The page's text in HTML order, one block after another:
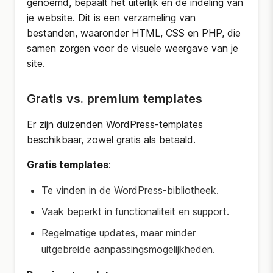
genoemd, bepaalt het uiterlijk en de indeling van
je website. Dit is een verzameling van
bestanden, waaronder HTML, CSS en PHP, die
samen zorgen voor de visuele weergave van je
site.
Gratis vs. premium templates
Er zijn duizenden WordPress-templates
beschikbaar, zowel gratis als betaald.
Gratis templates:
Te vinden in de WordPress-bibliotheek.
Vaak beperkt in functionaliteit en support.
Regelmatige updates, maar minder
uitgebreide aanpassingsmogelijkheden.